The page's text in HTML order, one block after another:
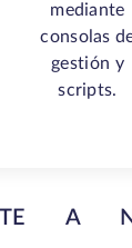
mediante
consolas
gestión y
scripts.
A